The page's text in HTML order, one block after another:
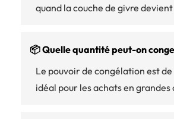
quand la couche de givre
📦 Quelle quantité peut-on
Le pouvoir de congélation est de
idéal pour les achats en